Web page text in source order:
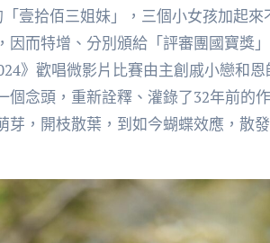
壹拾佰三姐妹」，三個小女孩加起來
而特增、分別頒給「評審團國寶獎
》歡唱微影片比賽由主創戚小戀和
念頭，重新詮釋、灌錄了32年前的
，開枝散葉，到如今蝴蝶效應，散